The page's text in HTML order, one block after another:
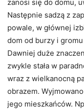
zanosi się do domu,
Następnie sadzą z
powale, w głównej
dom od burzy i
Dawniej duże
zwykle stała w
wraz z wielkanocną
obrazem.
jego mieszkańców.